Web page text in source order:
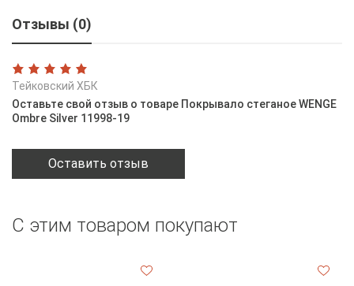
Отзывы (0)
Тейковский ХБК
Оставьте свой отзыв о товаре Покрывало стеганое WENGE
Ombre Silver 11998-19
Оставить отзыв
С этим товаром покупают